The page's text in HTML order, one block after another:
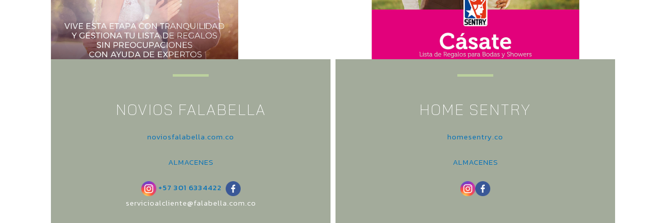
NOVIOS FALABELLA
noviosfalabella.com.co
ALMACENES
+57 301 6334422
servicioalcliente@falabella.com.co
HOME SENTRY
homesentry.co
ALMACENES